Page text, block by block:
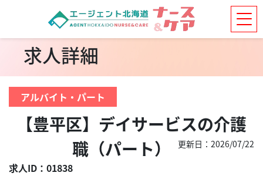
求人詳細
アルバイト・パート
【豊平区】デイサービスの介護
職（パート）
求人ID：01838
更新日：2026/07/22